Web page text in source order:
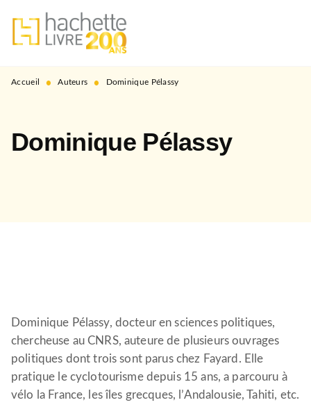
MENU RECHERCHE
PIED DE PAGE
Accueil • Auteurs • Dominique Pélassy
Dominique Pélassy
Dominique Pélassy, docteur en sciences politiques,
chercheuse au CNRS, auteure de plusieurs ouvrages
politiques dont trois sont parus chez Fayard. Elle
pratique le cyclotourisme depuis 15 ans, a parcouru à
vélo la France, les îles grecques, l’Andalousie, Tahiti, etc.